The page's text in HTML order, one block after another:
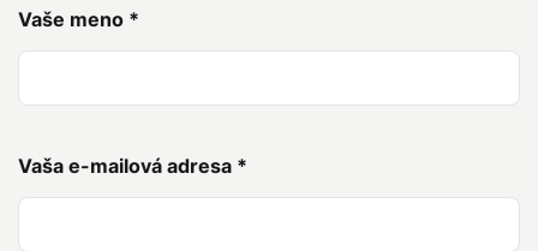
Vaše meno *
Vaša e-mailová adresa *